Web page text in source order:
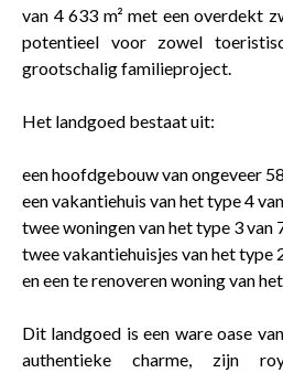
van 4 633 m² met een overdekt
potentieel voor zowel
grootschalig familieproject.
Het landgoed bestaat uit:
een hoofdgebouw van ongeveer
een vakantiehuis van het type 4
twee woningen van het type 3 van
twee vakantiehuisjes van het type
en een te renoveren woning van
Dit landgoed is een ware oase
authentieke charme, zijn